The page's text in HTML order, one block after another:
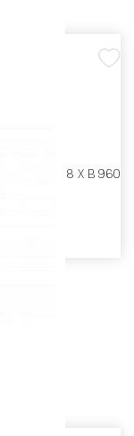
Ш 500 X Г 318 X В 960